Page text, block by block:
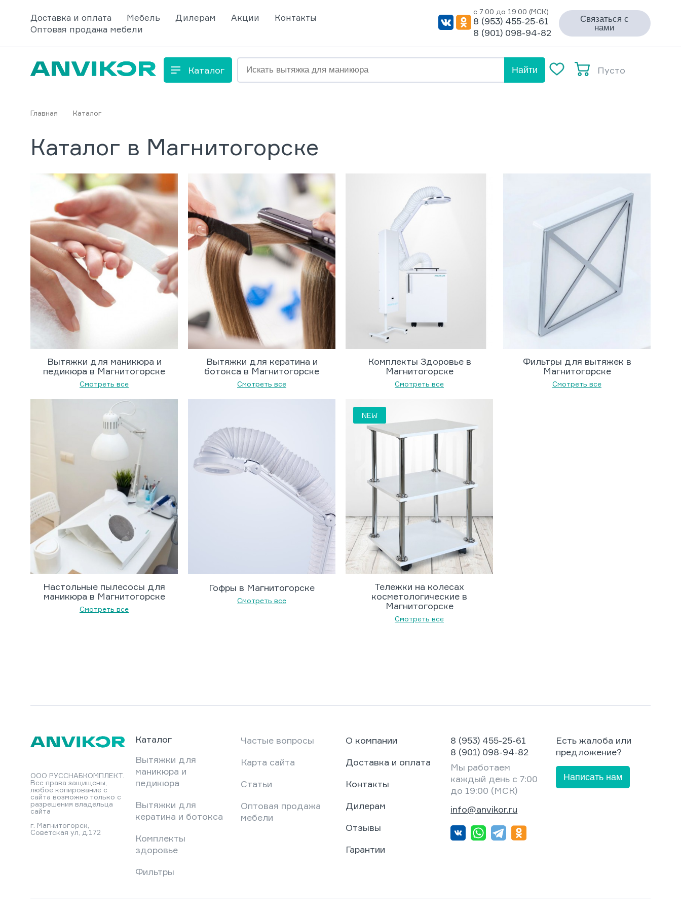
Доставка и оплата Мебель Дилерам Акции
Контакты
Оптовая продажа мебели
с 7:00 до 19:00 (МСК)
8 (953) 455-25-61
8 (901) 098-94-82
Связаться с
нами
Каталог Найти Пусто
Главная Каталог
Каталог в Магнитогорске
Вытяжки для маникюра и
педикюра в Магнитогорске
Смотреть все
Вытяжки для кератина и
ботокса в Магнитогорске
Смотреть все
Комплекты Здоровье в
Магнитогорске
Смотреть все
Фильтры для вытяжек в
Магнитогорске
Смотреть все
Настольные пылесосы для
маникюра в Магнитогорске
Смотреть все
Гофры в Магнитогорске
Смотреть все
NEW
Тележки на колесах
косметологические в
Магнитогорске
Смотреть все
ООО РУССНАБКОМПЛЕКТ.
Все права защищены,
любое копирование с
сайта возможно только с
разрешения владельца
сайта
г. Магнитогорск,
Советская ул, д.172
Каталог
Вытяжки для
маникюра и
педикюра
Вытяжки для
кератина и ботокса
Комплекты
здоровье
Фильтры
Частые вопросы
Карта сайта
Статьи
Оптовая продажа
мебели
О компании
Доставка и оплата
Контакты
Дилерам
Отзывы
Гарантии
8 (953) 455-25-61
8 (901) 098-94-82
Мы работаем
каждый день с 7:00
до 19:00 (МСК)
info@anvikor.ru
Есть жалоба или
предложение?
Написать нам